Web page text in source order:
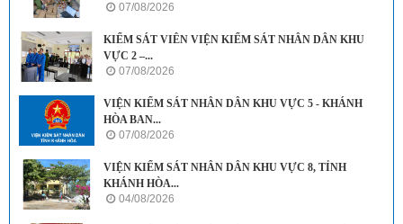
07/08/2026
KIỂM SÁT VIÊN VIỆN KIỂM SÁT NHÂN DÂN KHU
VỰC 2 –...
07/08/2026
VIỆN KIỂM SÁT NHÂN DÂN KHU VỰC 5 - KHÁNH
HÒA BAN...
07/08/2026
VIỆN KIỂM SÁT NHÂN DÂN KHU VỰC 8, TỈNH
KHÁNH HÒA...
04/08/2026